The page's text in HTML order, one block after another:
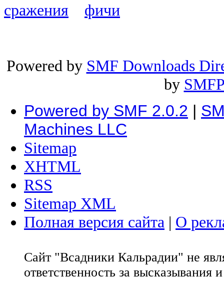
сражения фичи
Powered by SMF Downloads
by
Powered by SMF 2.0.2 |
Machines LLC
Sitemap
XHTML
RSS
Sitemap XML
Полная версия сайта | О
Сайт "Всадники Кальрадии" не
ответственность за